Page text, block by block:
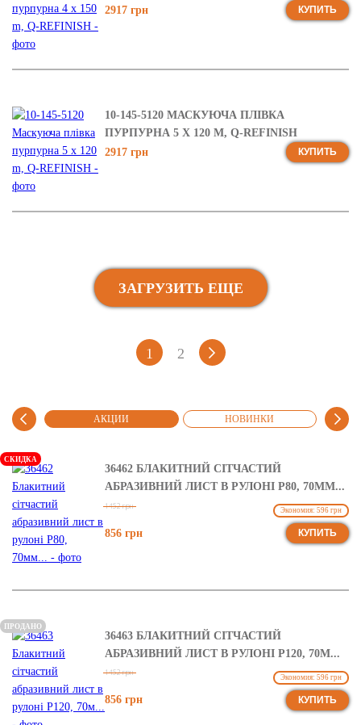
2917 грн КУПИТЬ
10-145-5120 МАСКУЮЧА ПЛІВКА
ПУРПУРНА 5 X 120 M, Q-REFINISH
2917 грн
КУПИТЬ
ЗАГРУЗИТЬ ЕЩЕ
1 2
АКЦИИ НОВИНКИ
36462 БЛАКИТНИЙ СІТЧАСТИЙ
АБРАЗИВНИЙ ЛИСТ В РУЛОНІ Р80, 70ММ...
1452 грн Экономия: 596 грн
856 грн КУПИТЬ
СКИДКА
36463 БЛАКИТНИЙ СІТЧАСТИЙ
АБРАЗИВНИЙ ЛИСТ В РУЛОНІ Р120, 70М...
1452 грн Экономия: 596 грн
856 грн КУПИТЬ
ПРОДАНО